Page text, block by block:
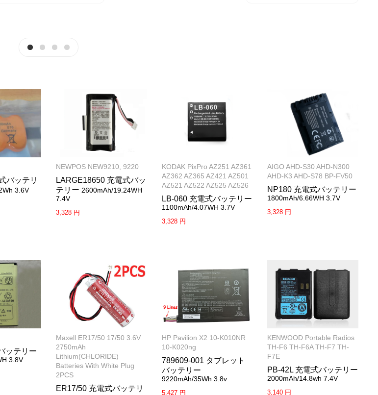
バッテリ
3.6V
NEWPOS NEW9210, 9220
LARGE18650 充電式バッ
テリー 2600mAh/19.24WH
7.4V
3,328 円
KODAK PixPro AZ251 AZ361
AZ362 AZ365 AZ421 AZ501
AZ521 AZ522 AZ525 AZ526
LB-060 充電式バッテリー
1100mAh/4.07WH 3.7V
3,328 円
AIGO AHD-S30 AHD-N300
AHD-K3 AHD-S78 BP-FV50
NP180 充電式バッテリー
1800mAh/6.66WH 3.7V
3,328 円
ッテリー
3.8V
Maxell ER17/50 17/50 3.6V
2750mAh
Lithium(CHLORIDE)
Batteries With White Plug
2PCS
ER17/50 充電式バッテリ
HP Pavilion X2 10-K010NR
10-K020ng
789609-001 タブレット
バッテリー
9220mAh/35Wh 3.8v
5,427 円
KENWOOD Portable Radios
TH-F6 TH-F6A TH-F7 TH-
F7E
PB-42L 充電式バッテリー
2000mAh/14.8wh 7.4V
3,140 円